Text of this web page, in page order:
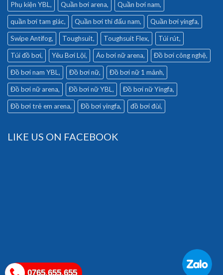
Phụ kiện YBL Quần bơi arena Quần bơi nam
quần bơi tam giác Quần bơi thi đấu nam Quần bơi yingfa
Swipe Antifog Toughsuit Toughsuit Flex Túi rút
Túi đồ bơi Yêu Bơi Lội Áo bơi nữ arena Đồ bơi công nghệ
Đồ bơi nam YBL Đồ bơi nữ Đồ bơi nữ 1 mảnh
Đồ bơi nữ arena Đồ bơi nữ YBL Đồ bơi nữ Yingfa
Đồ bơi trẻ em arena Đồ bơi yingfa đồ bơi đùi
LIKE US ON FACEBOOK
0765.655.655